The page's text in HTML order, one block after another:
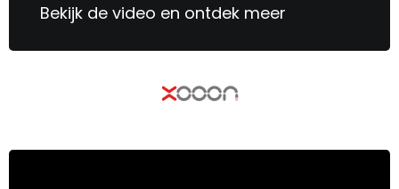
Bekijk de video en ontdek meer